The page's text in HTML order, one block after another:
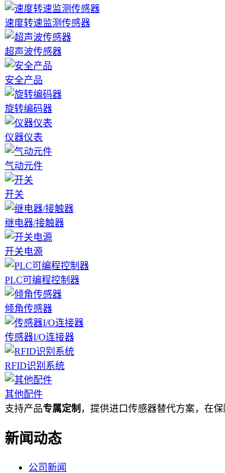
速度转速监测传感器
超声波传感器
安全产品
旋转编码器
仪器仪表
气动元件
开关
继电器/接触器
开关电源
PLC可编程控制器
倾角传感器
传感器I/O连接器
RFID识别系统
其他配件
支持产品专属定制 ，提供进口传感器替代方案，在
新闻动态
公司新闻